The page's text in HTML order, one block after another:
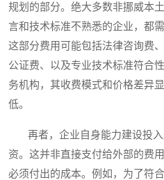
规划的部分。绝大多数非挪威本
言和技术标准不熟悉的企业，都
这部分费用可能包括法律咨询费
公证费、以及专业技术标准符合
务机构，其收费模式和价格差异
低。
再者，企业自身能力建设投入
资。这并非直接支付给外部的费
必须付出的成本。例如，为了符